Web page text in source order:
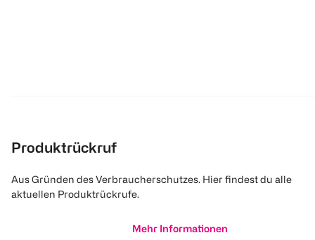
Produktrückruf
Aus Gründen des Verbraucherschutzes. Hier findest du alle
aktuellen Produktrückrufe.
Mehr Informationen